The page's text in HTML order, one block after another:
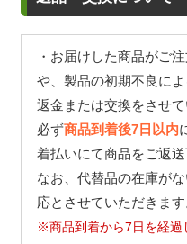
・お届けした商品がご
や、製品の初期不良に
返金または交換をさせて
必ず商品到着後7日以内
着払いにて商品をご返送
なお、代替品の在庫が
応とさせていただきます
※商品到着から7日を経過